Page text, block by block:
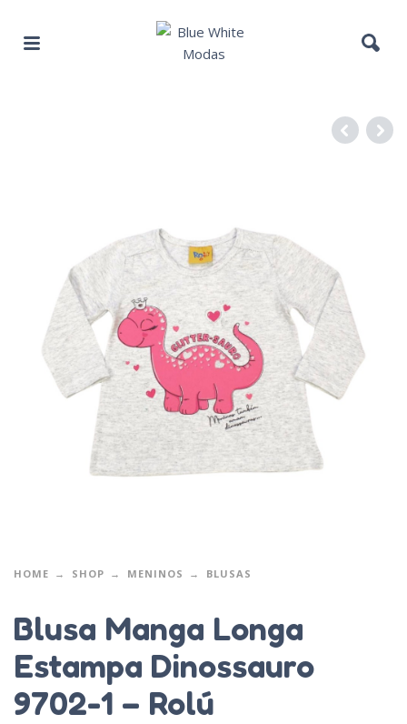
HOME SHOP MENINOS BLUSAS
Blusa Manga Longa
Estampa Dinossauro
9702-1 – Rolú